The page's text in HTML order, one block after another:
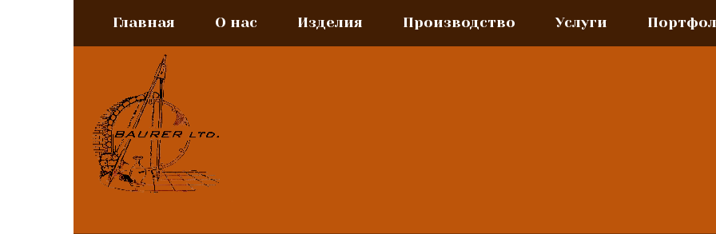
Главная О нас Изделия Производство Услуги